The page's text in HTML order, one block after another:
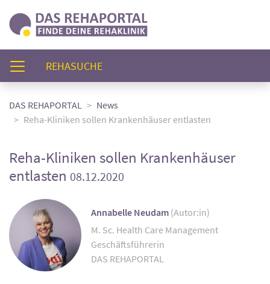
REHASUCHE(AKTUELL)
DAS REHAPORTAL
News
Reha-Kliniken sollen Krankenhäuser entlasten
Reha-Kliniken sollen Krankenhäuser
entlasten 08.12.2020
Annabelle Neudam (Autor:in)
M. Sc. Health Care Management
Geschäftsführerin
DAS REHAPORTAL